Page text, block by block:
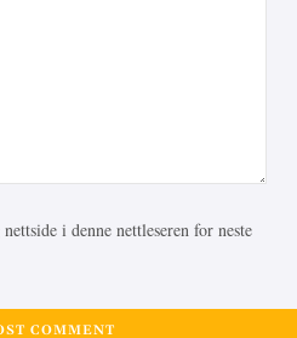
i denne nettleseren for neste